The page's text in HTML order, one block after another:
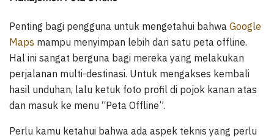
Penting bagi pengguna untuk mengetahui bahwa Google
Maps mampu menyimpan lebih dari satu peta offline.
Hal ini sangat berguna bagi mereka yang melakukan
perjalanan multi-destinasi. Untuk mengakses kembali
hasil unduhan, lalu ketuk foto profil di pojok kanan atas
dan masuk ke menu “Peta Offline”.
Perlu kamu ketahui bahwa ada aspek teknis yang perlu